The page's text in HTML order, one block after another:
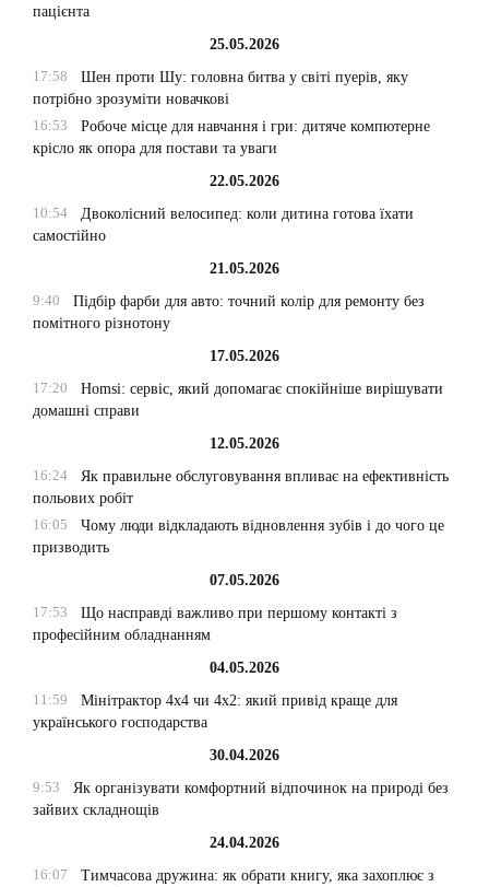
пацієнта
25.05.2026
17:58
Шен проти Шу: головна битва у світі пуерів, яку
потрібно зрозуміти новачкові
16:53
Робоче місце для навчання і гри: дитяче компютерне
крісло як опора для постави та уваги
22.05.2026
10:54
Двоколісний велосипед: коли дитина готова їхати
самостійно
21.05.2026
9:40
Підбір фарби для авто: точний колір для ремонту без
помітного різнотону
17.05.2026
17:20
Homsi: сервіс, який допомагає спокійніше вирішувати
домашні справи
12.05.2026
16:24
Як правильне обслуговування впливає на ефективність
польових робіт
16:05
Чому люди відкладають відновлення зубів і до чого це
призводить
07.05.2026
17:53
Що насправді важливо при першому контакті з
професійним обладнанням
04.05.2026
11:59
Мінітрактор 4х4 чи 4х2: який привід краще для
українського господарства
30.04.2026
9:53
Як організувати комфортний відпочинок на природі без
зайвих складнощів
24.04.2026
16:07
Тимчасова дружина: як обрати книгу, яка захоплює з